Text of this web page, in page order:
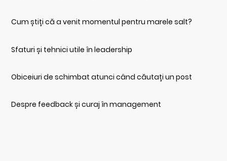
Cum știți că a venit momentul pentru marele salt?
Sfaturi și tehnici utile în leadership
Obiceiuri de schimbat atunci când căutați un post
Despre feedback și curaj în management